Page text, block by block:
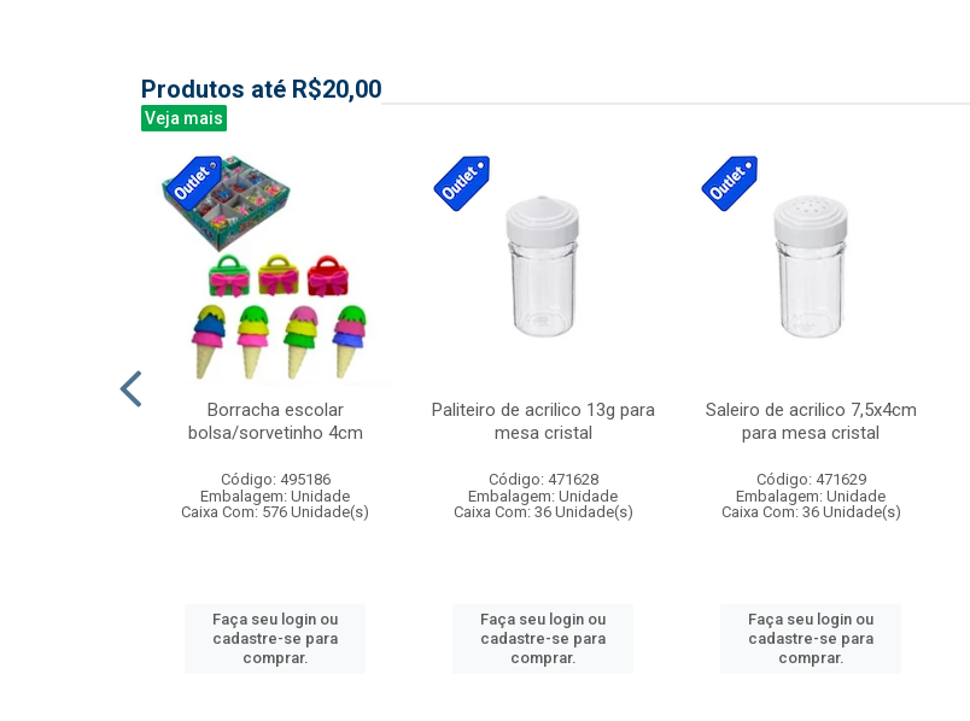
Produtos até R$20,00
Veja mais
Borracha escolar
bolsa/sorvetinho 4cm
Código: 495186
Embalagem: Unidade
Caixa Com: 576 Unidade(s)
Faça seu login ou
cadastre-se para
comprar.
Paliteiro de acrilico 13g para
mesa cristal
Código: 471628
Embalagem: Unidade
Caixa Com: 36 Unidade(s)
Faça seu login ou
cadastre-se para
comprar.
Saleiro de acrilico 7,5x4cm
para mesa cristal
Código: 471629
Embalagem: Unidade
Caixa Com: 36 Unidade(s)
Faça seu login ou
cadastre-se para
comprar.